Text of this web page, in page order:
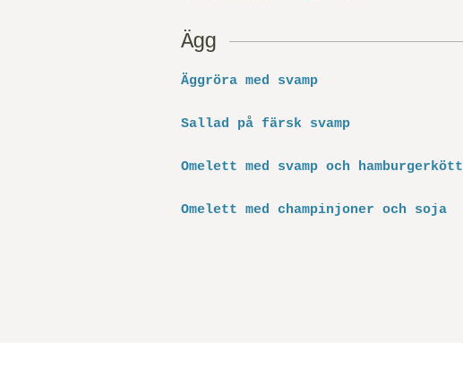
Ägg
Äggröra med svamp
Sallad på färsk svamp
Omelett med svamp och hamburgerkött
Omelett med champinjoner och soja